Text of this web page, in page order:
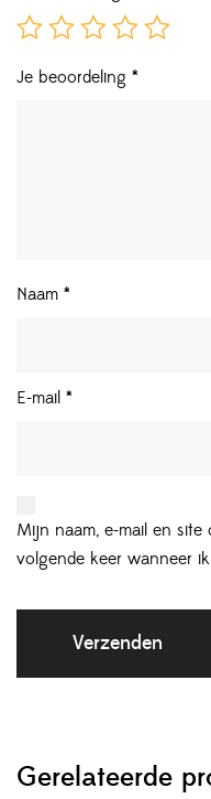
Je beoordeling *
Naam *
E-mail *
Mijn naam, e-mail en
volgende keer wanneer
Gerelateerde